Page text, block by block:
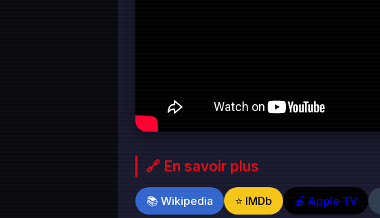
🔗 En savoir plus
📚 Wikipedia ⭐ IMDb 🍎 Apple TV